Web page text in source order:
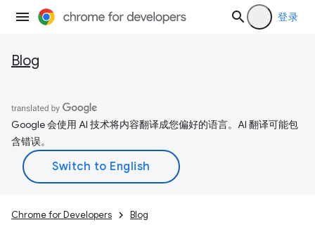
登录
Blog
Google 会使用 AI 技术将内容翻译成您偏好的语言。AI 翻译可能包
含错误。
Chrome for Developers Blog